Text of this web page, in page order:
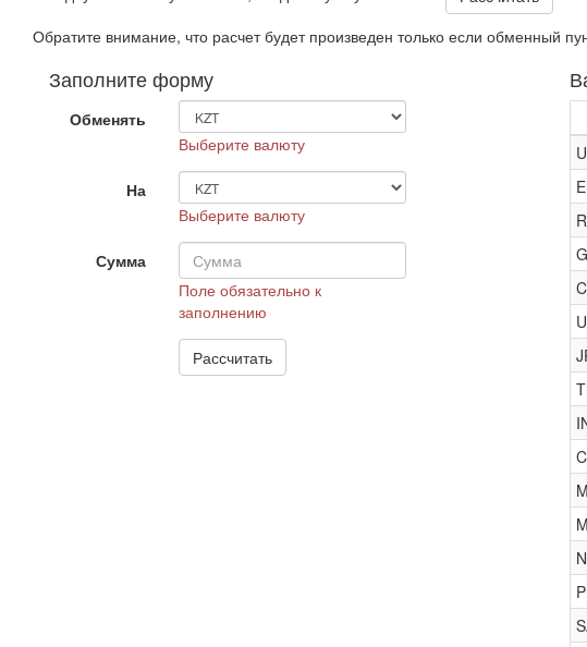
Обратите внимание, что расчет будет произведен только если обменный
Заполните форму
Обменять
Выберите валюту
На
Выберите валюту
Сумма
Поле обязательно к
заполнению